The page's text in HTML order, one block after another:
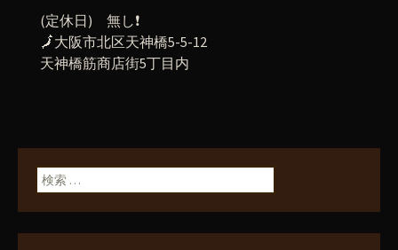
(定休日) 無し❗
🗾大阪市北区天神橋5-5-12
天神橋筋商店街5丁目内
検索: